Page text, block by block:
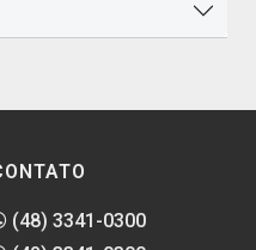
(48) 3341-0300